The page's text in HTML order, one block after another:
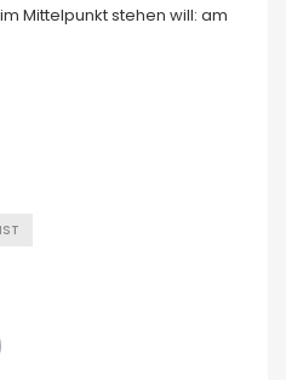
Mittelpunkt stehen will: am